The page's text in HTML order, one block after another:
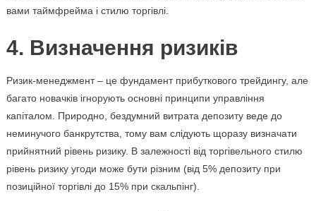
вами таймфрейма і стилю торгівлі.
4. Визначення ризиків
Ризик-менеджмент – це фундамент прибуткового трейдингу, але
багато новачків ігнорують основні принципи управління
капіталом. Природно, бездумний витрата депозиту веде до
неминучого банкрутства, тому вам слідують щоразу визначати
прийнятний рівень ризику. В залежності від торгівельного стилю
рівень ризику угоди може бути різним (від 5% депозиту при
позиційної торгівлі до 15% при скальпінг).